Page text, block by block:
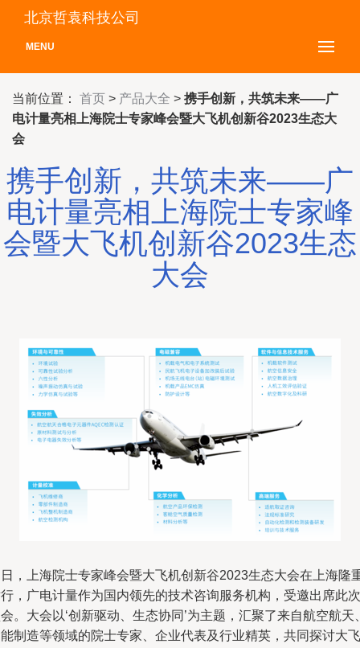
北京哲袁科技公司
MENU
当前位置： 首页 > 产品大全 > 携手创新，共筑未来——广
电计量亮相上海院士专家峰会暨大飞机创新谷2023生态大
会
携手创新，共筑未来——广
电计量亮相上海院士专家峰
会暨大飞机创新谷2023生态
大会
，上海院士专家峰会暨大飞机创新谷2023生态大会在上海隆
，广电计量作为国内领先的技术咨询服务机构，受邀出席此次
。大会以‘创新驱动、生态协同’为主题，汇聚了来自航空航天
制造等领域的院士专家、企业代表及行业精英，共同探讨大飞